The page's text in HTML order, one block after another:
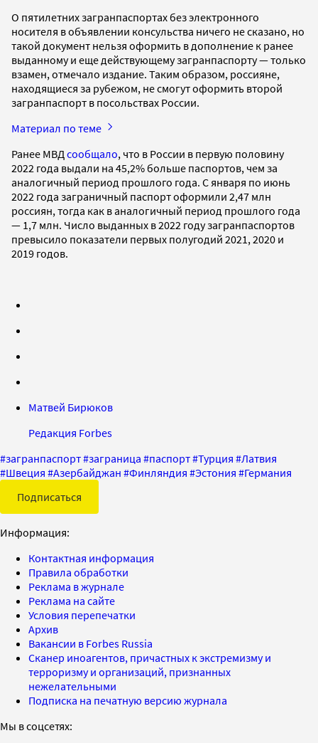
О пятилетних загранпаспортах без электронного
носителя в объявлении консульства ничего не сказано, но
такой документ нельзя оформить в дополнение к ранее
выданному и еще действующему загранпаспорту — только
взамен, отмечало издание. Таким образом, россияне,
находящиеся за рубежом, не смогут оформить второй
загранпаспорт в посольствах России.
Материал по теме
Ранее МВД сообщало, что в России в первую половину
2022 года выдали на 45,2% больше паспортов, чем за
аналогичный период прошлого года. С января по июнь
2022 года заграничный паспорт оформили 2,47 млн
россиян, тогда как в аналогичный период прошлого года
— 1,7 млн. Число выданных в 2022 году загранпаспортов
превысило показатели первых полугодий 2021, 2020 и
2019 годов.
Матвей Бирюков
Редакция Forbes
#загранпаспорт#заграница #паспорт#Турция #Латвия
#Швеция #Азербайджан #Финляндия #Эстония #Германия
Подписаться
Информация:
Контактная информация
Правила обработки
Реклама в журнале
Реклама на сайте
Условия перепечатки
Архив
Вакансии в Forbes Russia
Сканер иноагентов, причастных к экстремизму и
терроризму и организаций, признанных
нежелательными
Подписка на печатную версию журнала
Мы в соцсетях: